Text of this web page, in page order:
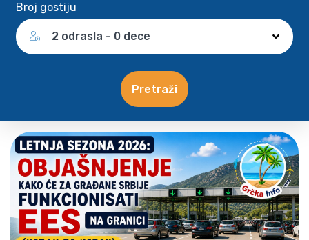
Broj gostiju
2 odrasla - 0 dece
Pretraži